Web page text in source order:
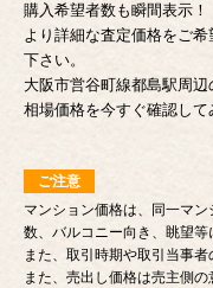
購入希望者数も瞬間表示！
より詳細な査定価格をご
下さい。
大阪市営谷町線都島駅周
相場価格を今すぐ確認して
ご注意
マンション価格は、同一マ
数、バルコニー向き、眺望等
また、取引時期や取引当事者
また、売出し価格は売主側